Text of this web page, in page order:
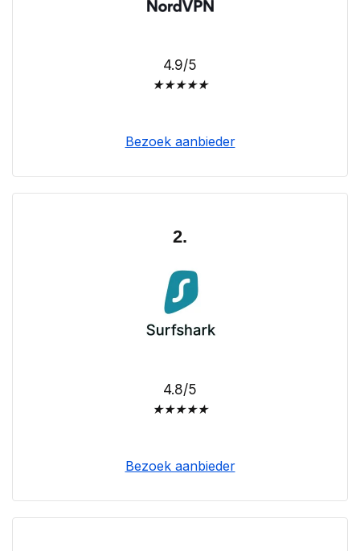
4.9/5
★★★★★
Bezoek aanbieder
2.
4.8/5
★★★★★
Bezoek aanbieder